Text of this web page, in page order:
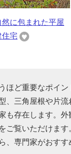
然に包まれた平屋
住宅
ほど重要なポイ
、三角屋根や片
も存在します。
ご覧いただけま
、専門家がおすす